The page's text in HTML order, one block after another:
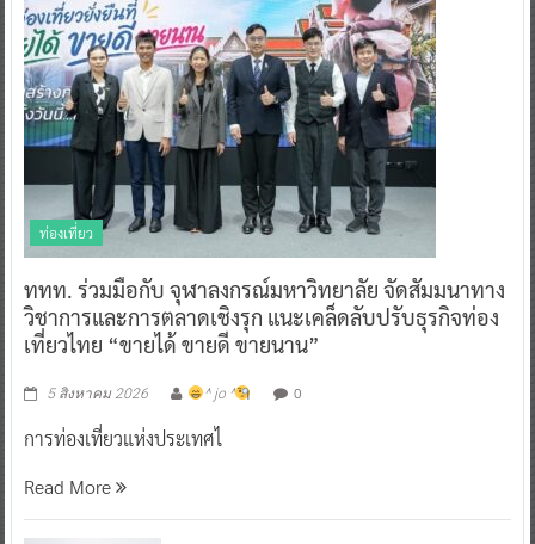
ท่องเที่ยว
ททท. ร่วมมือกับ จุฬาลงกรณ์มหาวิทยาลัย จัดสัมมนาทาง
วิชาการและการตลาดเชิงรุก แนะเคล็ดลับปรับธุรกิจท่อง
เที่ยวไทย “ขายได้ ขายดี ขายนาน”
5 สิงหาคม 2026 ^ jo ^ 0
การท่องเที่ยวแห่งประเทศไ
Read More